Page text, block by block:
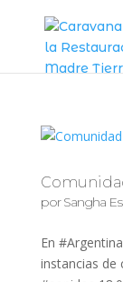
porSangha
En
instancias de